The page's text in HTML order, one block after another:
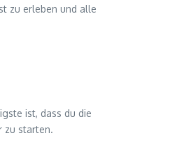
zu erleben und alle
ist, dass du die
zu starten.